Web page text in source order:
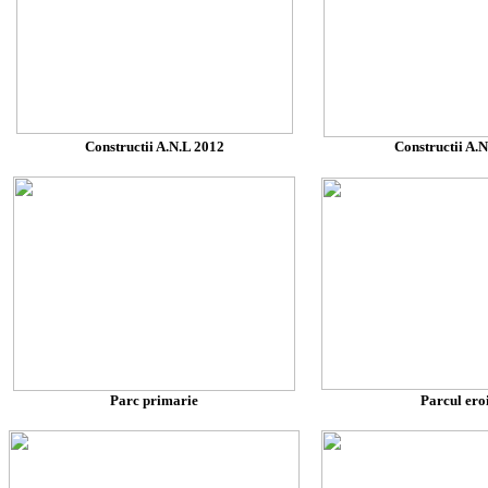
Constructii A.N.L 2012 Constructii
Parc primarie Parcul